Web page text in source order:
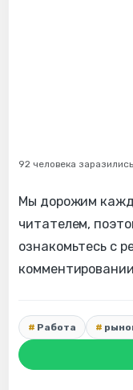
92 человека
Мы дорожим
читателем,
ознакомьтесь с
Работа